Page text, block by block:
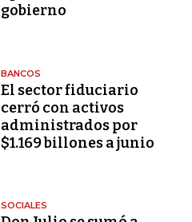
gobierno
BANCOS
El sector fiduciario
cerró con activos
administrados por
$1.169 billones a junio
SOCIALES